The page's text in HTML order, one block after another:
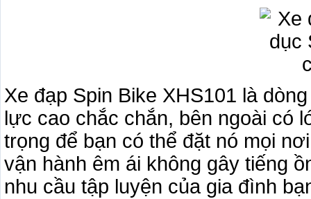
Xe đạp Spin Bike XHS101 là
lực cao chắc chắn, bên ngoài có
trọng để bạn có thể đặt nó mọi
vận hành êm ái không gây tiếng
nhu cầu tập luyện của gia đình